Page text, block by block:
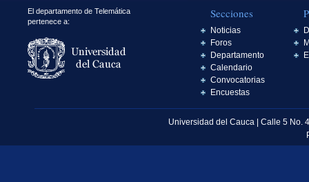
El departamento de Telemática
pertenece a:
Secciones
Noticias
Foros
Departamento
Calendario
Convocatorias
Encuestas
Universidad del Cauca | Calle 5 No.